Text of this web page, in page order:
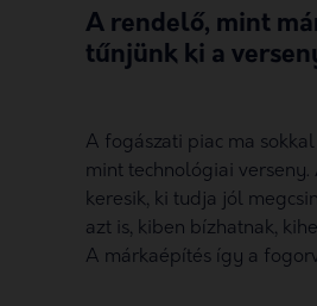
A rendelő, mint
tűnjünk ki a
A fogászati piac ma
mint technológiai verseny.
keresik, ki tudja jól
azt is, kiben bízhatnak,
A márkaépítés így a